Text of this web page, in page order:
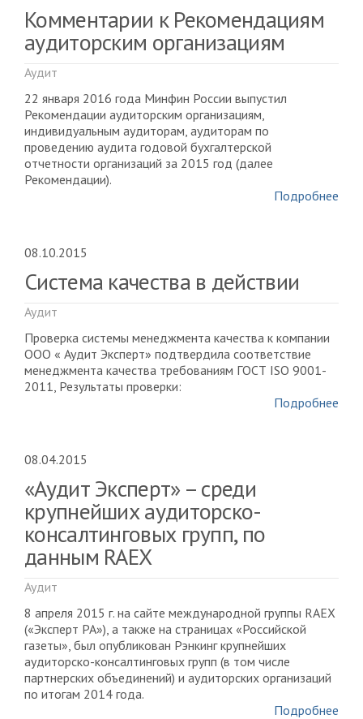
Комментарии к Рекомендациям
аудиторским организациям
Аудит
22 января 2016 года Минфин России выпустил
Рекомендации аудиторским организациям,
индивидуальным аудиторам, аудиторам по
проведению аудита годовой бухгалтерской
отчетности организаций за 2015 год (далее
Рекомендации).
Подробнее
08.10.2015
Система качества в действии
Аудит
Проверка системы менеджмента качества к компании
ООО « Аудит Эксперт» подтвердила соответствие
менеджмента качества требованиям ГОСТ ISO 9001-
2011, Результаты проверки:
Подробнее
08.04.2015
«Аудит Эксперт» – среди
крупнейших аудиторско-
консалтинговых групп, по
данным RAEX
Аудит
8 апреля 2015 г. на сайте международной группы RAEX
(«Эксперт РА»), а также на страницах «Российской
газеты», был опубликован Рэнкинг крупнейших
аудиторско-консалтинговых групп (в том числе
партнерских объединений) и аудиторских организаций
по итогам 2014 года.
Подробнее